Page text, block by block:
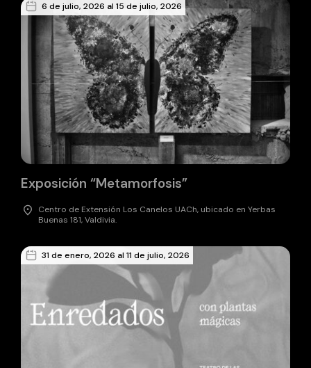
6 de julio, 2026 al 15 de julio, 2026
Exposición “Metamorfosis”
Centro de Extensión Los Canelos UACh, ubicado en Yerbas
Buenas 181, Valdivia.
31 de enero, 2026 al 11 de julio, 2026